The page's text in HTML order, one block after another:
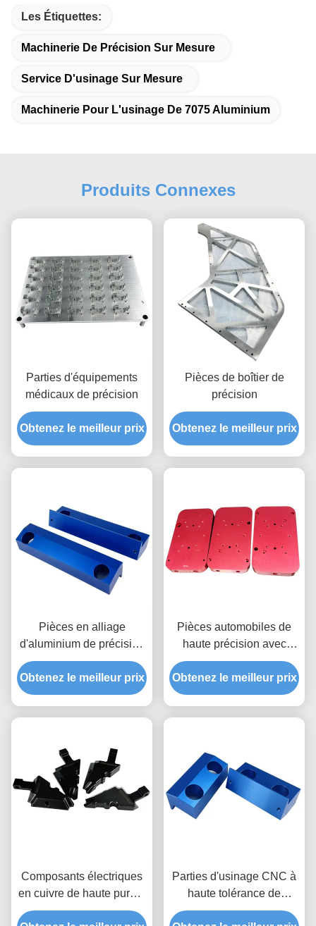
Les Étiquettes:
Machinerie De Précision Sur Mesure
Service D'usinage Sur Mesure
Machinerie Pour L'usinage De 7075 Aluminium
Produits Connexes
Parties d'équipements
médicaux de précision
Obtenez le meilleur prix
Pièces de boîtier de
précision
Obtenez le meilleur prix
Pièces en alliage
d'aluminium de précision
CNC / pièces usinées
CNC anodisées
Obtenez le meilleur prix
Pièces automobiles de
haute précision avec
traitement de surface
personnalisé et pièces
d'usinage CNC certifiées
Obtenez le meilleur prix
Composants électriques
en cuivre de haute pureté
avec usinage CNC de
Parties d'usinage CNC à
haute tolérance de
précision avec traitement